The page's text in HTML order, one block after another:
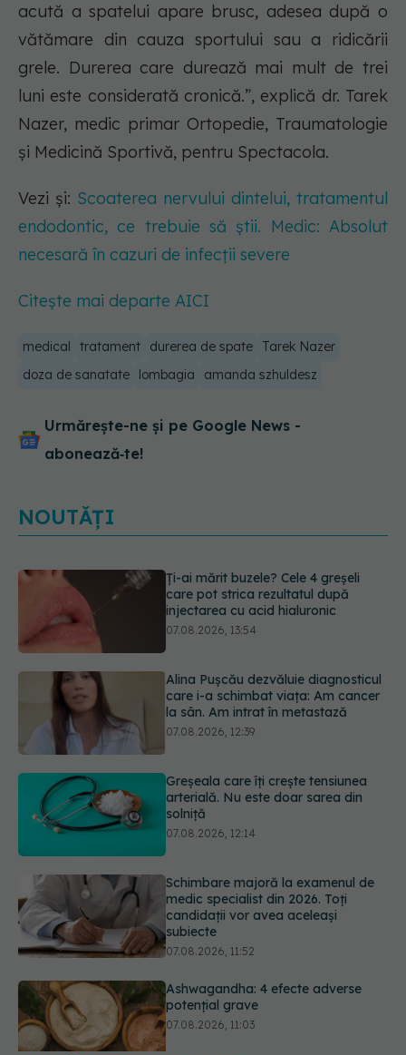
acută a spatelui apare brusc, adesea după o
vătămare din cauza sportului sau a ridicării
grele. Durerea care durează mai mult de trei
luni este considerată cronică.”, explică dr. Tarek
Nazer, medic primar Ortopedie, Traumatologie
și Medicină Sportivă, pentru Spectacola.
Vezi și: Scoaterea nervului dintelui, tratamentul
endodontic, ce trebuie să știi. Medic: Absolut
necesară în cazuri de infecții severe
Citește mai departe AICI
medical tratament durerea de spate
Tarek Nazer
doza de sanatate
lombagia amanda szhuldesz
Urmărește-ne și pe Google News -
abonează‑te!
NOUTĂȚI
Alina Pușcău dezvăluie diagnosticul
care i-a schimbat viața: Am cancer
la sân. Am intrat în metastază
07.08.2026, 12:39
Greșeala care îți crește tensiunea
arterială. Nu este doar sarea din
solniță
07.08.2026, 12:14
Schimbare majoră la examenul de
medic specialist din 2026. Toți
candidații vor avea aceleași
subiecte
Ashwagandha: 4 efecte adverse
potențial grave
07.08.2026, 11:03
Ți-ai mărit buzele? Cele 4 greșeli
care pot strica rezultatul după
injectarea cu acid hialuronic